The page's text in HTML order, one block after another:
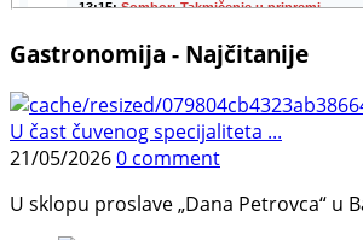
Gastronomija - Najčitanije
U čast čuvenog specijaliteta ...
21/05/20260 comment
U sklopu proslave „Dana Petrovca“ u